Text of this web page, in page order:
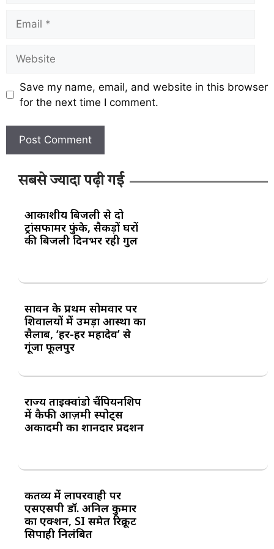
Save my name, email, and website in this browser
for the next time I comment.
सबसे ज्यादा पढ़ी गई
आकाशीय बिजली से दो
ट्रांसफार्मर फुंके, सैकड़ों घरों
की बिजली दिनभर रही गुल
सावन के प्रथम सोमवार पर
शिवालयों में उमड़ा आस्था का
सैलाब, ‘हर-हर महादेव’ से
गूंजा फूलपुर
राज्य ताइक्वांडो चैंपियनशिप
में कैफी आज़मी स्पोर्ट्स
अकादमी का शानदार प्रदर्शन
कर्तव्य में लापरवाही पर
एसएसपी डॉ. अनिल कुमार
का एक्शन, SI समेत रिक्रूट
सिपाही निलंबित